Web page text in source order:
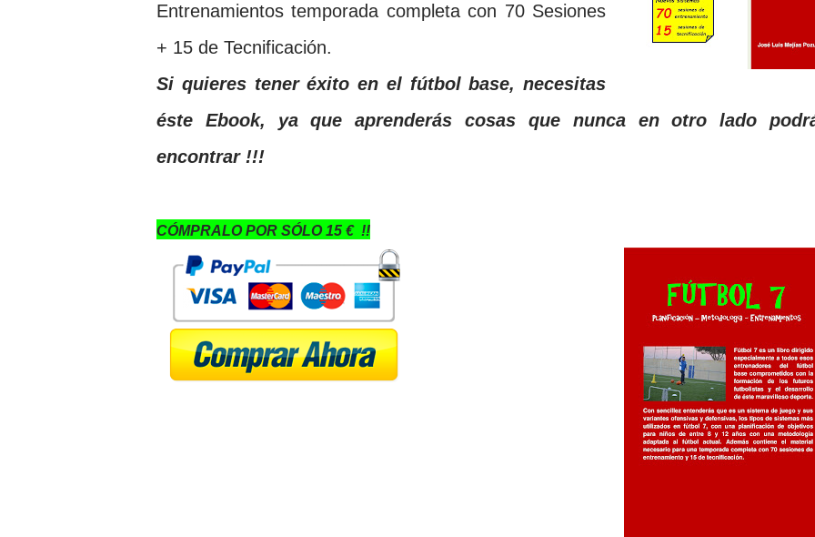
Entrenamientos temporada completa con 70 Sesiones
+ 15 de Tecnificación.
Si quieres tener éxito en el fútbol base, necesitas
éste Ebook, ya que aprenderás cosas que nunca en otro lado
encontrar !!!
CÓMPRALO POR SÓLO 15 € !!